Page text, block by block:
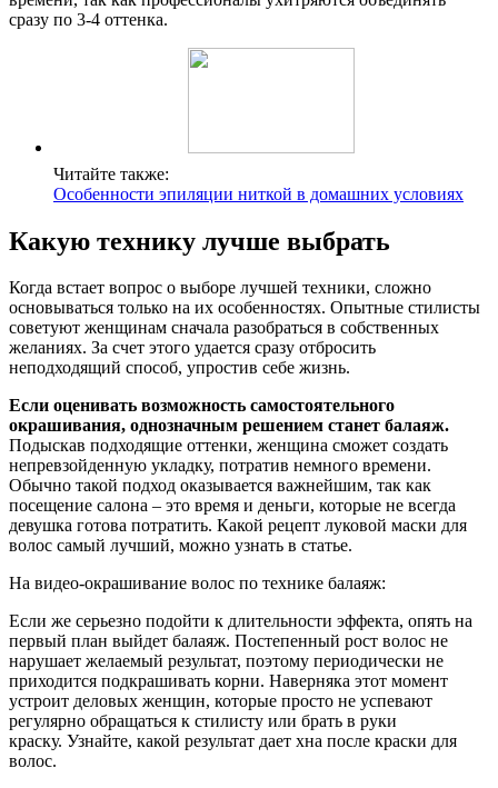
сразу по 3-4 оттенка.
Читайте также:
Особенности эпиляции ниткой в домашних условиях
Какую технику лучше выбрать
Когда встает вопрос о выборе лучшей техники, сложно
основываться только на их особенностях. Опытные стилисты
советуют женщинам сначала разобраться в собственных
желаниях. За счет этого удается сразу отбросить
неподходящий способ, упростив себе жизнь.
Если оценивать возможность самостоятельного
окрашивания, однозначным решением станет балаяж.
Подыскав подходящие оттенки, женщина сможет создать
непревзойденную укладку, потратив немного времени.
Обычно такой подход оказывается важнейшим, так как
посещение салона – это время и деньги, которые не всегда
девушка готова потратить. Какой рецепт луковой маски для
волос самый лучший, можно узнать в статье.
На видео-окрашивание волос по технике балаяж:
Если же серьезно подойти к длительности эффекта, опять на
первый план выйдет балаяж. Постепенный рост волос не
нарушает желаемый результат, поэтому периодически не
приходится подкрашивать корни. Наверняка этот момент
устроит деловых женщин, которые просто не успевают
регулярно обращаться к стилисту или брать в руки
краску. Узнайте, какой результат дает хна после краски для
волос.